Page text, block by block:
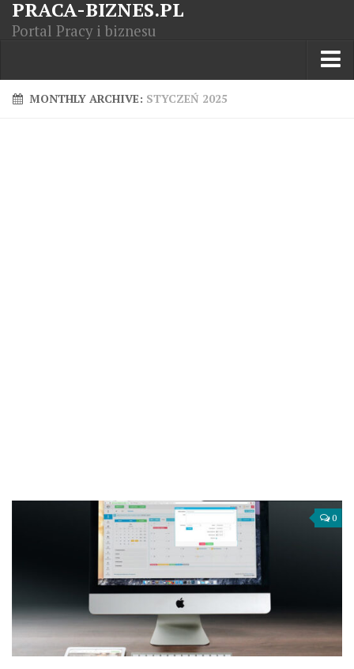
PRACA-BIZNES.PL
Portal Pracy i biznesu
Praca w kraju
MONTHLY ARCHIVE: STYCZEŃ 2025
0